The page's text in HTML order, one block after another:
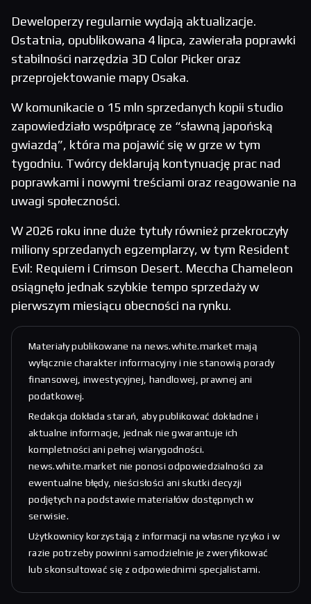
Deweloperzy regularnie wydają aktualizacje.
Ostatnia, opublikowana 4 lipca, zawierała poprawki
stabilności narzędzia 3D Color Picker oraz
przeprojektowanie mapy Osaka.
W komunikacie o 15 mln sprzedanych kopii studio
zapowiedziało współpracę ze “sławną japońską
gwiazdą”, która ma pojawić się w grze w tym
tygodniu. Twórcy deklarują kontynuację prac nad
poprawkami i nowymi treściami oraz reagowanie na
uwagi społeczności.
W 2026 roku inne duże tytuły również przekroczyły
miliony sprzedanych egzemplarzy, w tym Resident
Evil: Requiem i Crimson Desert. Meccha Chameleon
osiągnęło jednak szybkie tempo sprzedaży w
pierwszym miesiącu obecności na rynku.
Materiały publikowane na news.white.market mają
wyłącznie charakter informacyjny i nie stanowią porady
finansowej, inwestycyjnej, handlowej, prawnej ani
podatkowej.
Redakcja dokłada starań, aby publikować dokładne i
aktualne informacje, jednak nie gwarantuje ich
kompletności ani pełnej wiarygodności.
news.white.market nie ponosi odpowiedzialności za
ewentualne błędy, nieścisłości ani skutki decyzji
podjętych na podstawie materiałów dostępnych w
serwisie.
Użytkownicy korzystają z informacji na własne ryzyko i w
razie potrzeby powinni samodzielnie je zweryfikować
lub skonsultować się z odpowiednimi specjalistami.